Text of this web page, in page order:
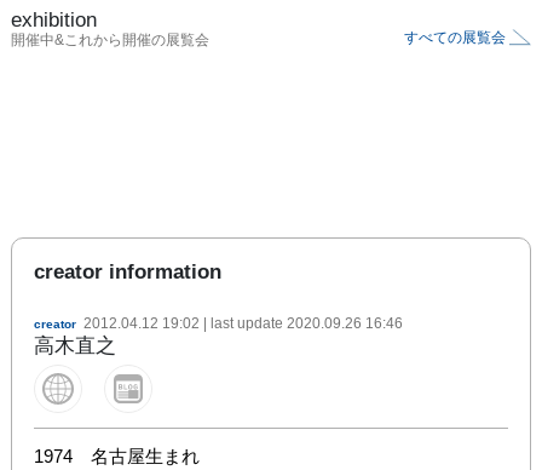
exhibition
開催中&これから開催の展覧会 すべての展覧会
creator information
creator 2012.04.12 19:02 | last update 2020.09.26 16:46
高木直之
1974　名古屋生まれ